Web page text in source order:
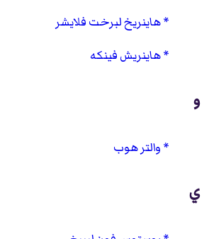
هاينريخ لبرخت فلايشر
هاينريش فينكه
و
والتر هوب
ي